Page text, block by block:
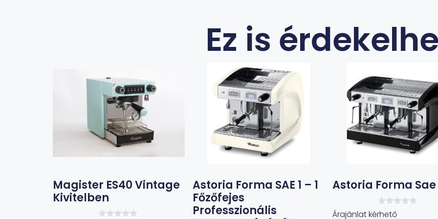
Ez is
Magister ES40 Vintage
Kivitelben
Astoria Forma SAE 1 – 1
Főzőfejes
Professzionális
Astoria Forma Sae
0
Árajánlat kérhető